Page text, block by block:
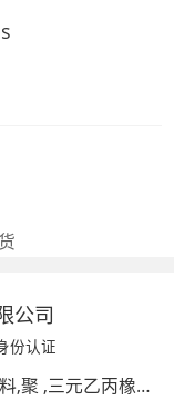
公司
份认证
POM,EVA,PA66 PA6,塑胶原料,聚 ,三元乙丙橡胶,弹性体,TPV,TPU,TPE